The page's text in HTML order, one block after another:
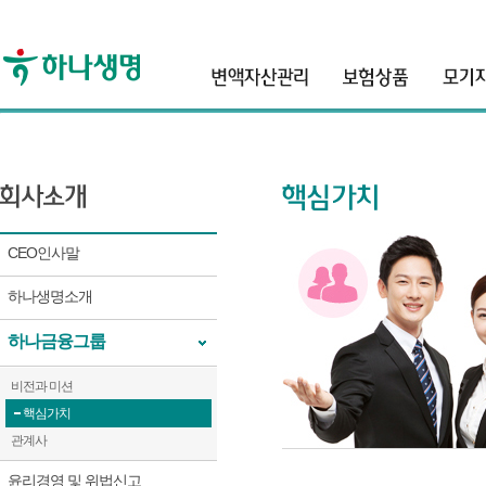
CEO인사말
하나생명소개
하나금융그룹
비전과 미션
핵심가치
관계사
윤리경영 및 위법신고